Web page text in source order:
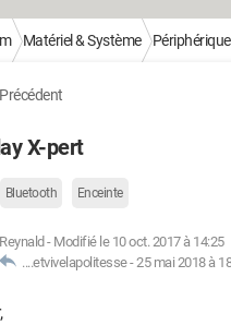
Matériel & Système
X-pert
Bluetooth Enceinte
Reynald - Modifié le 10 oct. 2017 à 14:25
....etvivelapolitesse -25 mai 2018 à